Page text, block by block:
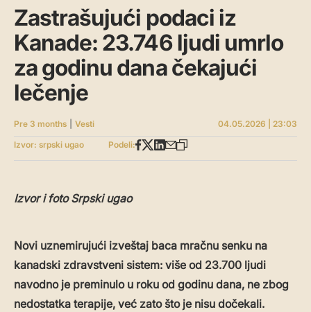
Zastrašujući podaci iz
Kanade: 23.746 ljudi umrlo
za godinu dana čekajući
lečenje
Pre 3 months Vesti
04.05.2026 | 23:03
Izvor: srpski ugao
Podeli:
Izvor i foto Srpski ugao
Novi uznemirujući izveštaj baca mračnu senku na
kanadski zdravstveni sistem: više od 23.700 ljudi
navodno je preminulo u roku od godinu dana, ne zbog
nedostatka terapije, već zato što je nisu dočekali.